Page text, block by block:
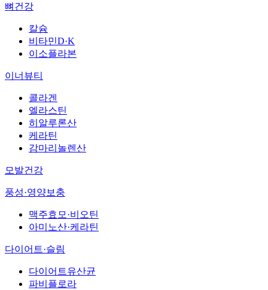
뼈건강
칼슘
비타민D·K
이소플라본
이너뷰티
콜라겐
엘라스틴
히알루론산
케라틴
감마리놀렌산
모발건강
풍성·영양보충
맥주효모·비오틴
아미노산·케라틴
다이어트·슬림
다이어트유산균
파비플로라